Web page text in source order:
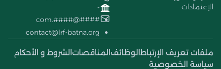
الإعتمادات
-
####@####.com
contact@lrf-batna.org
ملفات تعريف الإرتباط الوظائف المناقصات الشروط و الأحكام
سياسة الخصوصية